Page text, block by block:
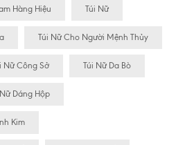
Hàng Hiệu Túi Nữ
Túi Nữ Cho Người Mệnh Thủy
Nữ Công Sở Túi Nữ Da Bò
Dáng Hộp
Kim